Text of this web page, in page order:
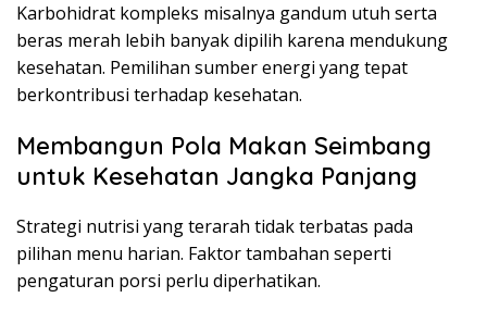
Karbohidrat kompleks misalnya gandum utuh serta
beras merah lebih banyak dipilih karena mendukung
kesehatan. Pemilihan sumber energi yang tepat
berkontribusi terhadap kesehatan.
Membangun Pola Makan Seimbang
untuk Kesehatan Jangka Panjang
Strategi nutrisi yang terarah tidak terbatas pada
pilihan menu harian. Faktor tambahan seperti
pengaturan porsi perlu diperhatikan.